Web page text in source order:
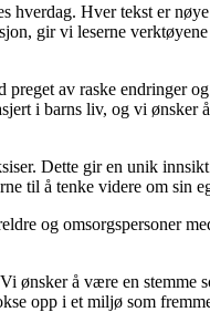
hverdag. Hver tekst er
gir vi leserne
av raske endringer
i barns liv, og vi ønsker
Dette gir en unik
til å tenke videre om sin
og omsorgspersoner
ønsker å være en stemme
opp i et miljø som